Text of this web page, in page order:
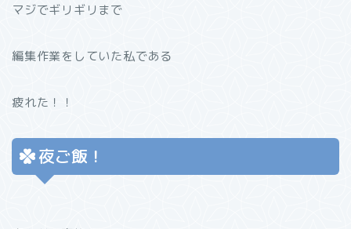
マジでギリギリまで
編集作業をしていた私である
疲れた！！
夜ご飯！